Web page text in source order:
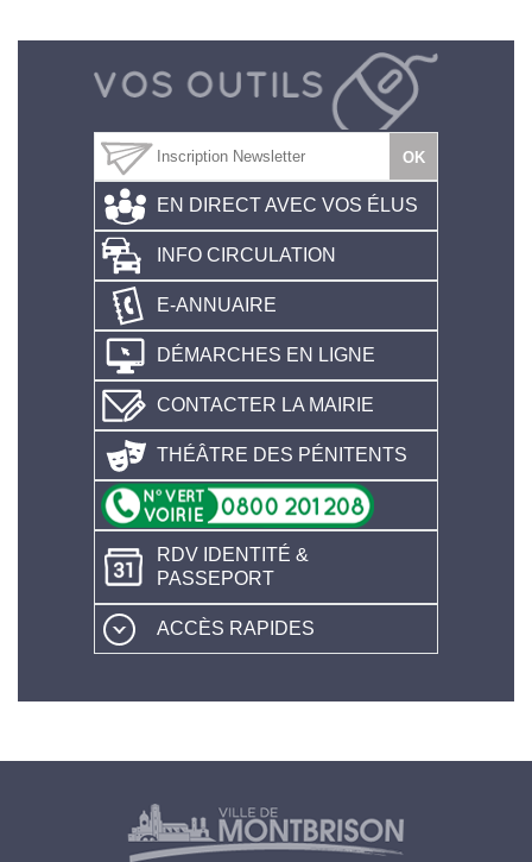
EN DIRECT AVEC VOS ÉLUS
INFO CIRCULATION
E-ANNUAIRE
DÉMARCHES EN LIGNE
CONTACTER LA MAIRIE
THÉÂTRE DES PÉNITENTS
RDV IDENTITÉ &
PASSEPORT
ACCÈS RAPIDES